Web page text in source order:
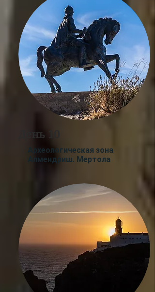
День 1
Археологическая зона
Алмендриш. Мертола